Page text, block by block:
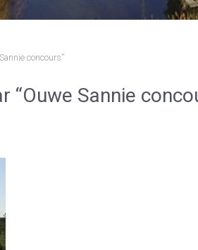
concours”
“Ouwe Sannie